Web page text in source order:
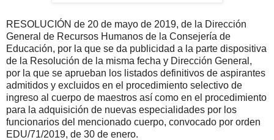
RESOLUCIÓN de 20 de mayo de 2019, de la Dirección
General de Recursos Humanos de la Consejería de
Educación, por la que se da publicidad a la parte dispositiva
de la Resolución de la misma fecha y Dirección General,
por la que se aprueban los listados definitivos de aspirantes
admitidos y excluidos en el procedimiento selectivo de
ingreso al cuerpo de maestros así como en el procedimiento
para la adquisición de nuevas especialidades por los
funcionarios del mencionado cuerpo, convocado por orden
EDU/71/2019, de 30 de enero.